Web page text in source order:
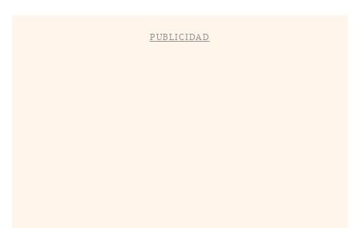
PUBLICIDAD